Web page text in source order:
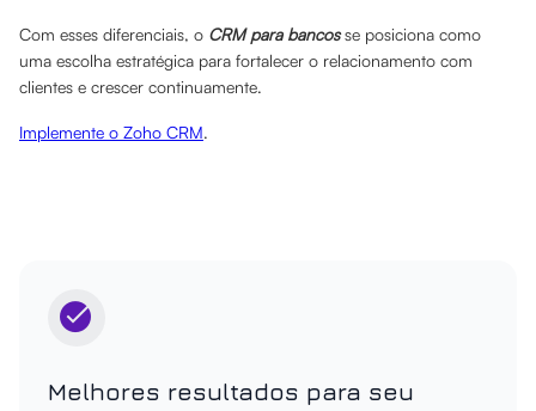
Com esses diferenciais, o CRM para bancosse posiciona como
uma escolha estratégica para fortalecer o relacionamento com
clientes e crescer continuamente.
Implemente o Zoho CRM.
Melhores resultados para seu